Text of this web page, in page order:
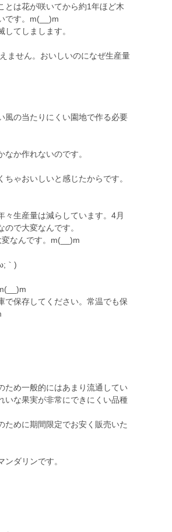
は花が咲いてから約1年ほど木
です。m(__)m
してしまします。
ません。おいしいのになぜ生産量
風の当たりにくい園地で作る必要
か作れないのです。
ゃおいしいと感じたからです。
生産量は減らしています。4月
で大変なんです。
なんです。m(__)m
｀)
保存してください。常温でも保
め一般的にはあまり流通してい
いな果実が非常にできにくい品種
めに期間限定でお安く販売いた
ダリンです。